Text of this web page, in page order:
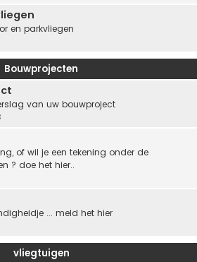
en parkvliegen
Bouwprojecten
van uw bouwproject
of wil je een tekening onder de
? doe het hier..
... meld het hier
vliegtuigen